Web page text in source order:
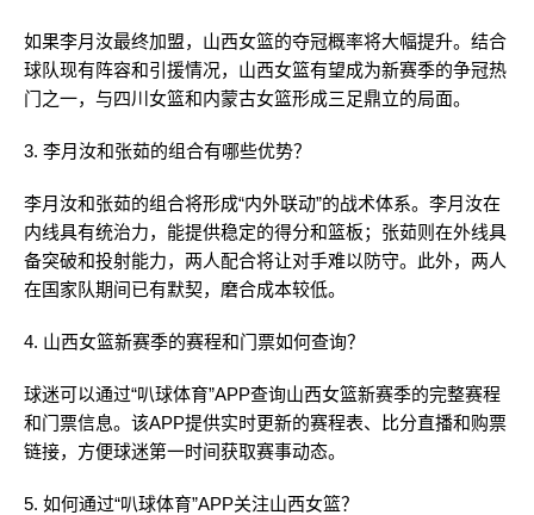
如果李月汝最终加盟，山西女篮的夺冠概率将大幅提升。结合
球队现有阵容和引援情况，山西女篮有望成为新赛季的争冠热
门之一，与四川女篮和内蒙古女篮形成三足鼎立的局面。
3. 李月汝和张茹的组合有哪些优势？
李月汝和张茹的组合将形成“内外联动”的战术体系。李月汝在
内线具有统治力，能提供稳定的得分和篮板；张茹则在外线具
备突破和投射能力，两人配合将让对手难以防守。此外，两人
在国家队期间已有默契，磨合成本较低。
4. 山西女篮新赛季的赛程和门票如何查询？
球迷可以通过“叭球体育”APP查询山西女篮新赛季的完整赛程
和门票信息。该APP提供实时更新的赛程表、比分直播和购票
链接，方便球迷第一时间获取赛事动态。
5. 如何通过“叭球体育”APP关注山西女篮？